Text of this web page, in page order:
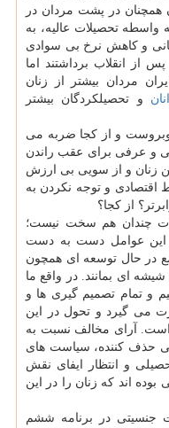
همچنان در پشت مردان در
تحصیلات عالیه، به
و كاهش نرخ بی سوادی
از انقلاب برداشتند اما
مردان بیشتر از زنان
و تحصیلكردگان بیشتر
و از كجا ضربه می
و عرفی برای عقب راندن
زنان و از سویی بی ارزش
و توجه نكردن به
از كجا؟
چندان هم سخت نیست؛
این عوامل دست به دست
در حال توسعه ای همچون
ای بمانند. در واقع ما
و تمام تصمیم گیری ها و
می گیرد و تحول در این
است. آرای مخالف نسبت به
حذف كننده، سیاست های
و انتظار ایفای نقش
اند كه زنان را در این
جنسیتی در برنامه ششم